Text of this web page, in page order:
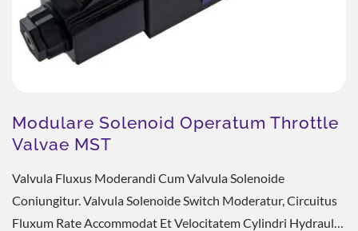
Modulare Solenoid Operatum Throttle
Valvae MST
Valvula Fluxus Moderandi Cum Valvula Solenoide
Coniungitur. Valvula Solenoide Switch Moderatur, Circuitus
Fluxum Rate Accommodat Et Velocitatem Cylindri Hydraulici